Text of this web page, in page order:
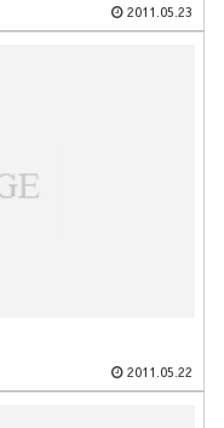
2011.05.23
2011.05.22